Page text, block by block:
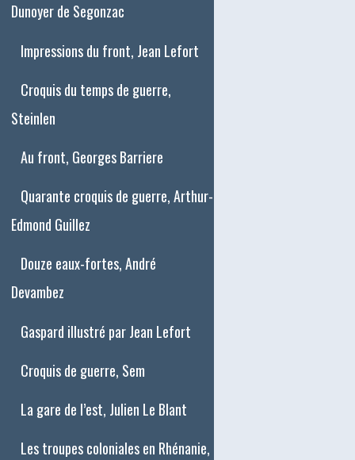
Dunoyer de Segonzac
Impressions du front, Jean Lefort
Croquis du temps de guerre,
Steinlen
Au front, Georges Barriere
Quarante croquis de guerre, Arthur-
Edmond Guillez
Douze eaux-fortes, André
Devambez
Gaspard illustré par Jean Lefort
Croquis de guerre, Sem
La gare de l’est, Julien Le Blant
Les troupes coloniales en Rhénanie,